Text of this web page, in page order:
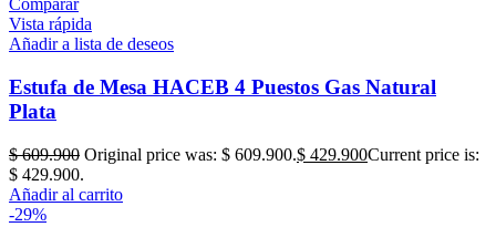
Comparar
Vista rápida
Añadir a lista de deseos
Estufa de Mesa HACEB 4 Puestos Gas Natural
Plata
$609.900 Original price was: $ 609.900.$ 429.900Current price is:
$ 429.900.
Añadir al carrito
-29%